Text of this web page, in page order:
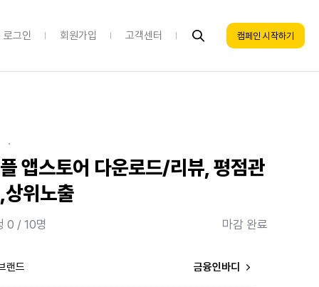
로그인 회원가입 고객센터 캠페인 시작하기
·
앱스토어 다운로드/리뷰, 평점관
상위노출
0 / 10명 마감 완료
랜드 금융인바디